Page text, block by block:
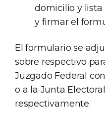
domicilio y lista
y firmar el
El formulario se
sobre respectivo
Juzgado Federal
o a la Junta
respectivamente.